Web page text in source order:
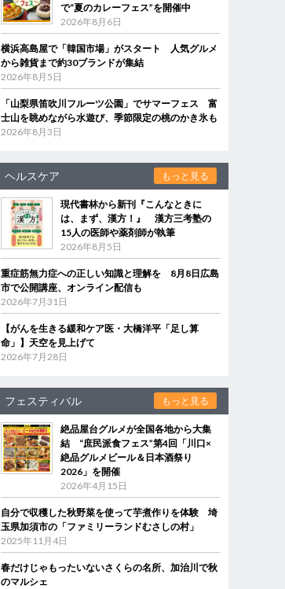
で“夏のカレーフェス”を開催中
2026年8月6日
横浜高島屋で「韓国市場」がスタート 人気グルメ
から雑貨まで約30ブランドが集結
2026年8月5日
「山梨県笛吹川フルーツ公園」でサマーフェス 富
士山を眺めながら水遊び、季節限定の桃のかき氷も
2026年8月3日
ヘルスケア もっと見る
現代書林から新刊『こんなときに
は、まず、漢方！』 漢方三考塾の
15人の医師や薬剤師が執筆
2026年8月5日
重症筋無力症への正しい知識と理解を 8月8日広島
市で公開講座、オンライン配信も
2026年7月31日
【がんを生きる緩和ケア医・大橋洋平「足し算
命」】天空を見上げて
2026年7月28日
フェスティバル もっと見る
絶品屋台グルメが全国各地から大集
結 “庶民派食フェス”第4回「川口×
絶品グルメビール＆日本酒祭り
2026」を開催
2026年4月15日
自分で収穫した秋野菜を使って芋煮作りを体験 埼
玉県加須市の「ファミリーランドむさしの村」
2025年11月4日
春だけじゃもったいないさくらの名所、加治川で秋
のマルシェ